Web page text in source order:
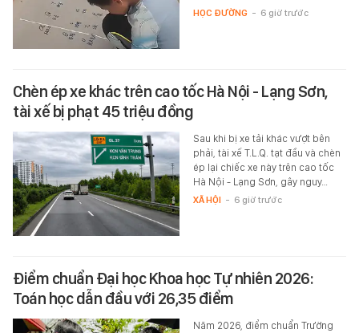
HỌC ĐƯỜNG - 6 giờ trước
Chèn ép xe khác trên cao tốc Hà Nội - Lạng Sơn,
tài xế bị phạt 45 triệu đồng
Sau khi bị xe tải khác vượt bên
phải, tài xế T.L.Q. tạt đầu và chèn
ép lại chiếc xe này trên cao tốc
Hà Nội - Lạng Sơn, gây nguy…
XÃ HỘI - 6 giờ trước
Điểm chuẩn Đại học Khoa học Tự nhiên 2026:
Toán học dẫn đầu với 26,35 điểm
Năm 2026, điểm chuẩn Trường